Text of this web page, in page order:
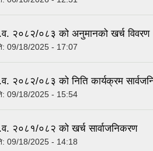
२०८२/०८३ को अनुमानको खर्च विवरण
09/18/2025 - 17:07
२०८२/०८३ को निति कार्यक्रम
09/18/2025 - 15:54
२०८१/०८२ को खर्च सार्वाजनिकरण
09/18/2025 - 14:18